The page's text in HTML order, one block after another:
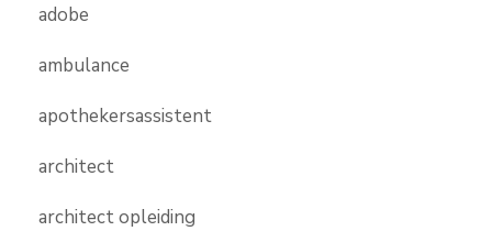
adobe
ambulance
apothekersassistent
architect
architect opleiding